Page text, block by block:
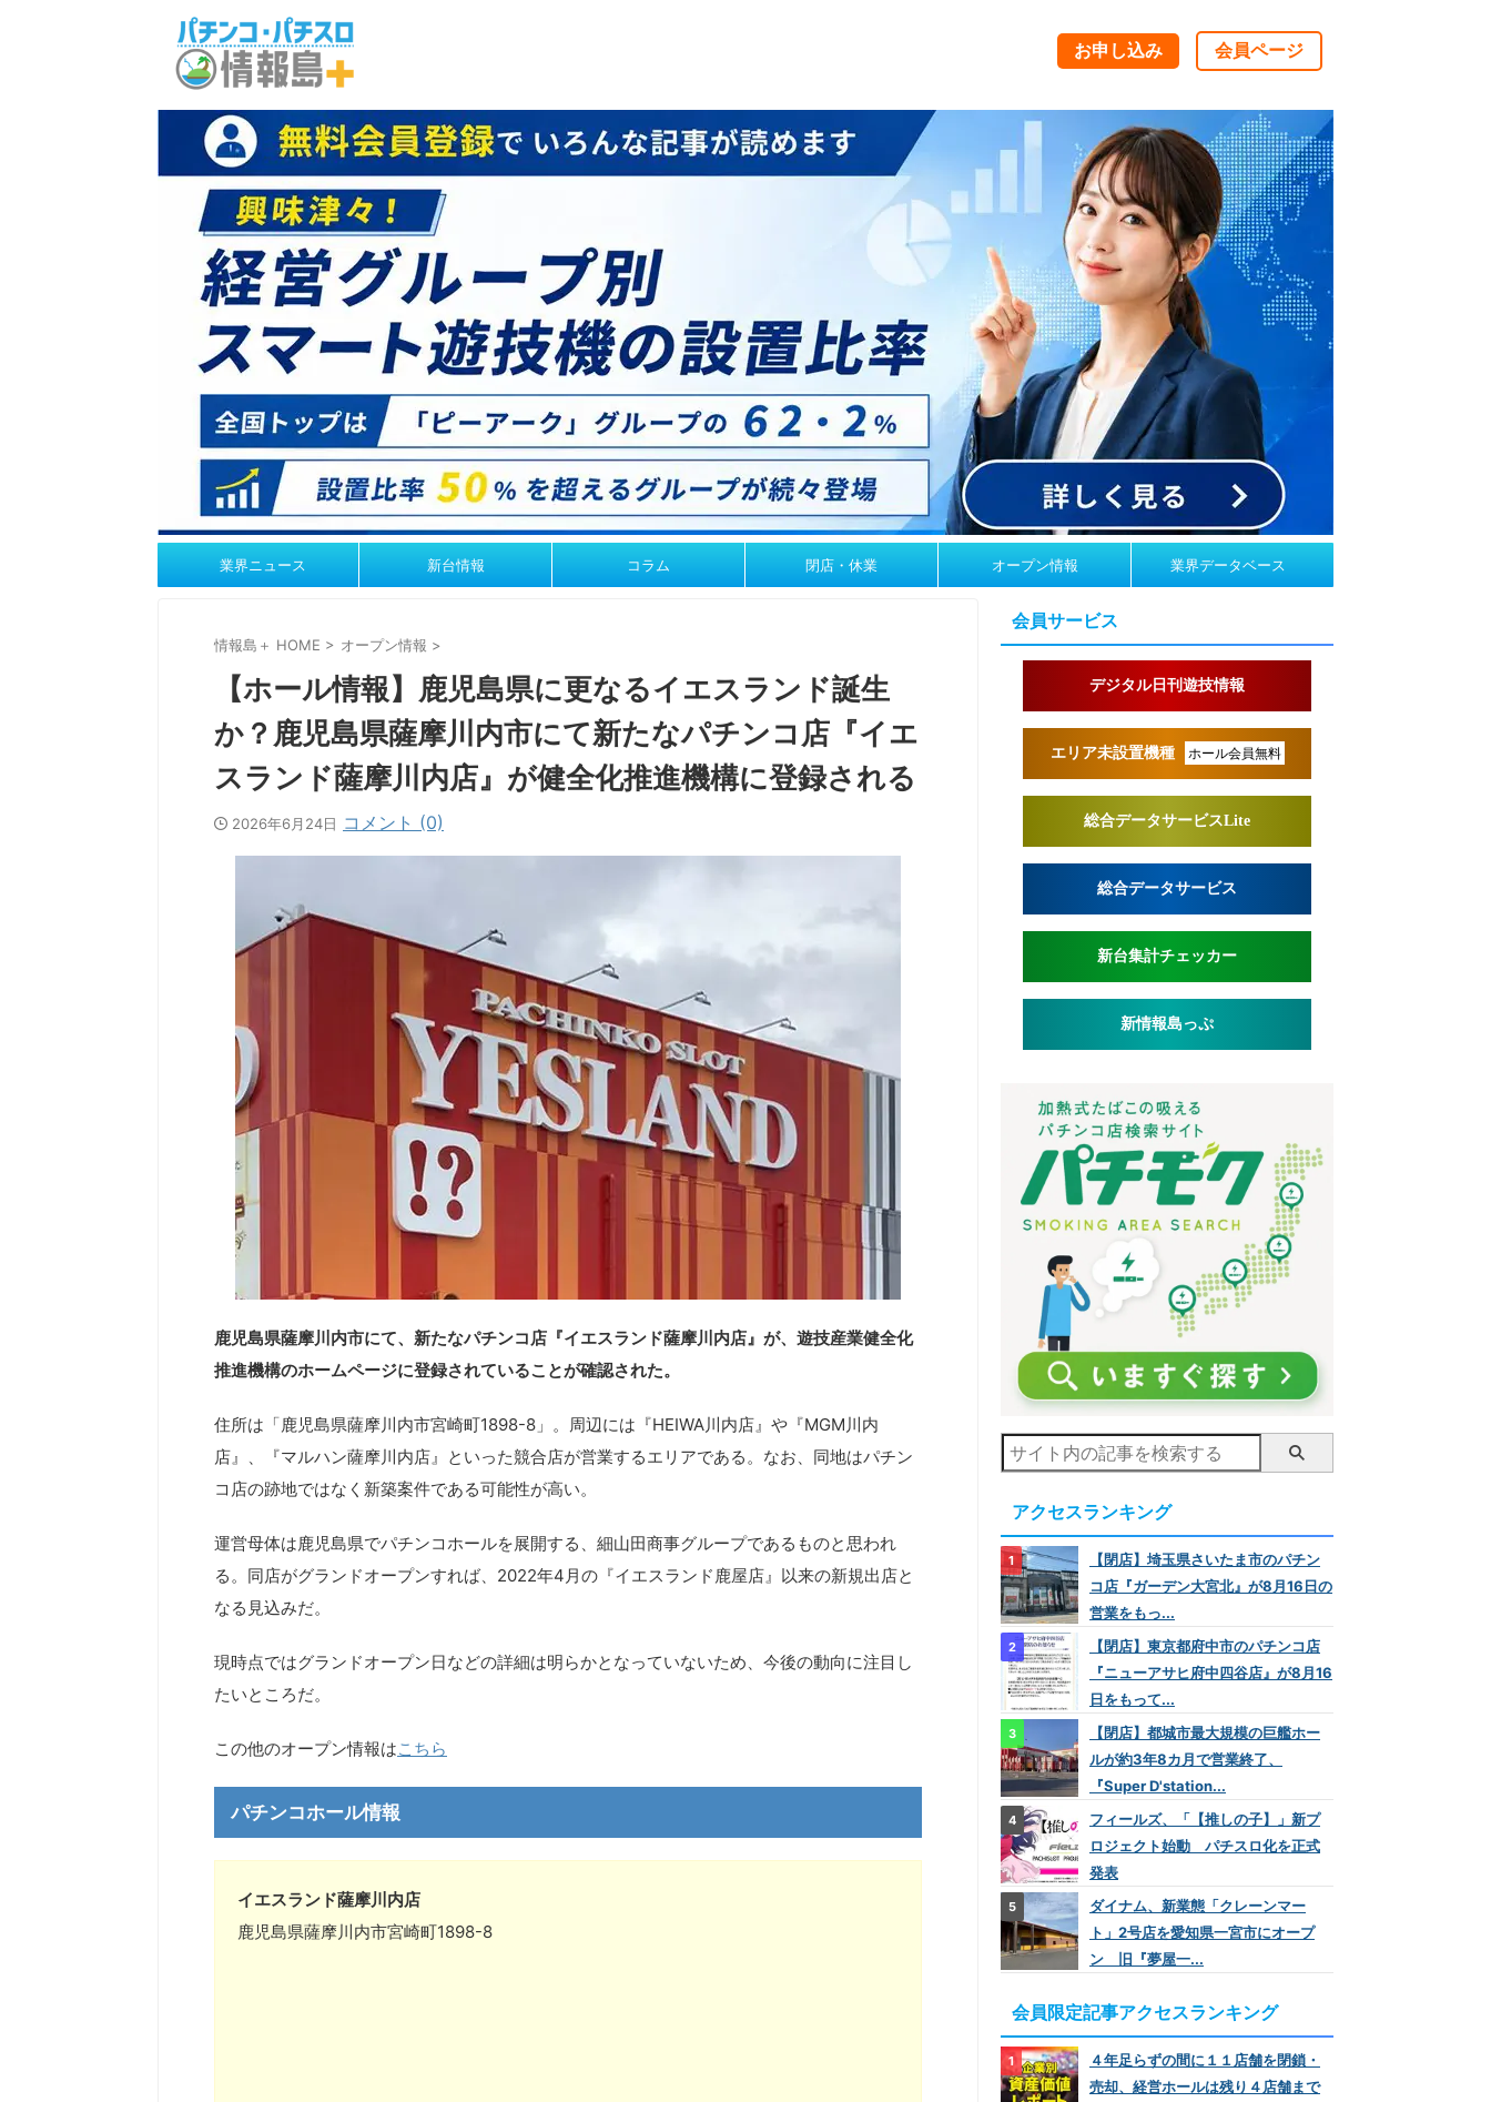
お申し込み 会員ページ
業界ニュース 新台情報 コラム 閉店・休業 オープン情報 業界データベース
情報島＋ HOME > オープン情報 >
【ホール情報】鹿児島県に更なるイエスランド誕生
か？鹿児島県薩摩川内市にて新たなパチンコ店『イエ
スランド薩摩川内店』が健全化推進機構に登録される
2026年6月24日 コメント (0)
鹿児島県薩摩川内市にて、新たなパチンコ店『イエスランド薩摩川内店』が、遊技産業健全化
推進機構のホームページに登録されていることが確認された。
住所は「鹿児島県薩摩川内市宮崎町1898-8」。周辺には『HEIWA川内店』や『MGM川内
店』、『マルハン薩摩川内店』といった競合店が営業するエリアである。なお、同地はパチン
コ店の跡地ではなく新築案件である可能性が高い。
運営母体は鹿児島県でパチンコホールを展開する、細山田商事グループであるものと思われ
る。同店がグランドオープンすれば、2022年4月の『イエスランド鹿屋店』以来の新規出店と
なる見込みだ。
現時点ではグランドオープン日などの詳細は明らかとなっていないため、今後の動向に注目し
たいところだ。
この他のオープン情報はこちら
パチンコホール情報
イエスランド薩摩川内店
鹿児島県薩摩川内市宮崎町1898-8
会員サービス
デジタル日刊遊技情報
エリア未設置機種 ホール会員無料
総合データサービスLite
総合データサービス
新台集計チェッカー
新情報島っぷ
アクセスランキング
【閉店】埼玉県さいたま市のパチン
コ店『ガーデン大宮北』が8月16日の
営業をもっ...
【閉店】東京都府中市のパチンコ店
『ニューアサヒ府中四谷店』が8月16
日をもって...
【閉店】都城市最大規模の巨艦ホー
ルが約3年8カ月で営業終了、
『Super D'station...
フィールズ、「【推しの子】」新プ
ロジェクト始動 パチスロ化を正式
発表
ダイナム、新業態「クレーンマー
ト」2号店を愛知県一宮市にオープ
ン 旧『夢屋一...
会員限定記事アクセスランキング
４年足らずの間に１１店舗を閉鎖・
売却、経営ホールは残り４店舗まで